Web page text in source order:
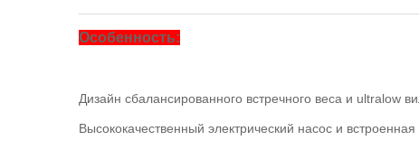
Особенность:
Дизайн сбалансированного встречного веса и ultralow
Высококачественный электрический насос и